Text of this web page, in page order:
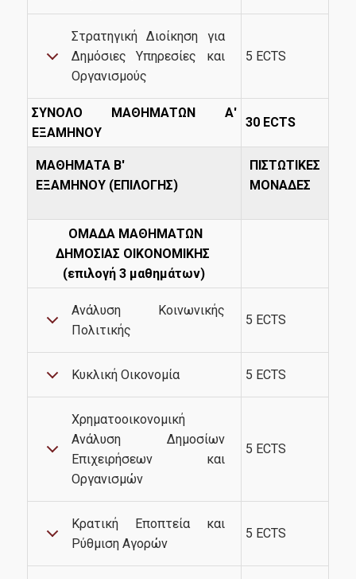
Quality assurance
Contact
Στρατηγική Διοίκηση για
Δημόσιες Υπηρεσίες και
Οργανισμούς
5 ECTS
ΣΥΝΟΛΟ ΜΑΘΗΜΑΤΩΝ Α'
ΕΞΑΜΗΝΟΥ
30 ECTS
ΜΑΘΗΜΑΤΑ Β'
ΕΞΑΜΗΝΟΥ (ΕΠΙΛΟΓΗΣ)
ΠΙΣΤΩΤΙΚΕΣ
ΜΟΝΑΔΕΣ
ΟΜΑΔΑ ΜΑΘΗΜΑΤΩΝ
ΔΗΜΟΣΙΑΣ ΟΙΚΟΝΟΜΙΚΗΣ
(επιλογή 3 μαθημάτων)
Ανάλυση Κοινωνικής
Πολιτικής
5 ECTS
Κυκλική Οικονομία 5 ECTS
Χρηματοοικονομική
Ανάλυση Δημοσίων
Επιχειρήσεων και
Οργανισμών
5 ECTS
Κρατική Εποπτεία και
Ρύθμιση Αγορών
5 ECTS